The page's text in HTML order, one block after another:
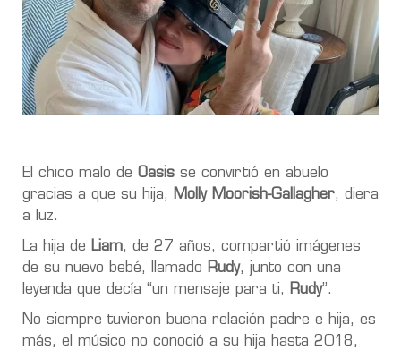
El chico malo de Oasis se convirtió en abuelo
gracias a que su hija,
Molly Moorish-Gallagher, diera
a luz.
La hija de Liam, de 27 años, compartió imágenes
de su nuevo bebé, llamado Rudy, junto con una
leyenda que decía “un mensaje para ti,
Rudy”.
No siempre tuvieron buena relación padre e hija, es
más, el músico no conoció a su hija hasta 2018,